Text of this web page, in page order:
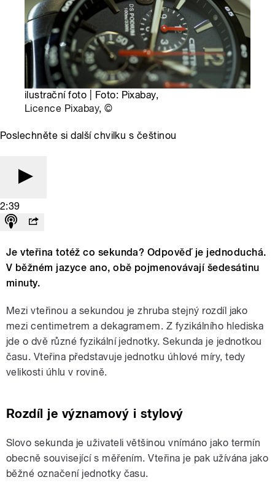
ilustrační foto | Foto: Pixabay,
Licence Pixabay,©
Poslechněte si další chvilku s češtinou
2:39
Je vteřina totéž co sekunda? Odpověď je jednoduchá.
V běžném jazyce ano, obě pojmenovávají šedesátinu
minuty.
Mezi vteřinou a sekundou je zhruba stejný rozdíl jako
mezi centimetrem a dekagramem. Z fyzikálního hlediska
jde o dvě různé fyzikální jednotky. Sekunda je jednotkou
času. Vteřina představuje jednotku úhlové míry, tedy
velikosti úhlu v rovině.
Rozdíl je významový i stylový
Slovo sekunda je uživateli většinou vnímáno jako termín
obecně související s měřením. Vteřina je pak užívána jako
běžné označení jednotky času.